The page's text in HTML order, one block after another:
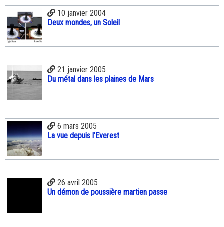
10 janvier 2004
Deux mondes, un Soleil
21 janvier 2005
Du métal dans les plaines de Mars
6 mars 2005
La vue depuis l'Everest
26 avril 2005
Un démon de poussière martien passe